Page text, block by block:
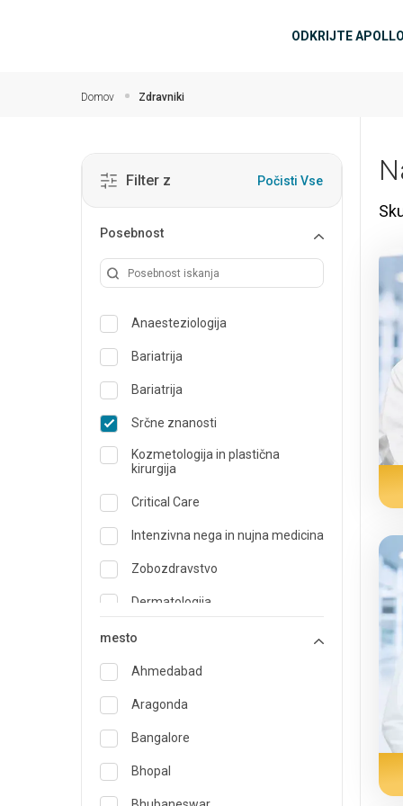
ODKRIJTE APOLLO
Domov Zdravniki
Filter z Počisti Vse
Posebnost
Anaesteziologija
Bariatrija
Bariatrija
Srčne znanosti
Kozmetologija in plastična
kirurgija
Critical Care
Intenzivna nega in nujna medicina
Zobozdravstvo
Dermatologija
Dietetik in nutricionist
Urgentna medicina
Endokrinologija in oskrba
sladkorne bolezni
Specialist družinske medicine
mesto
Ahmedabad
Aragonda
Bangalore
Bhopal